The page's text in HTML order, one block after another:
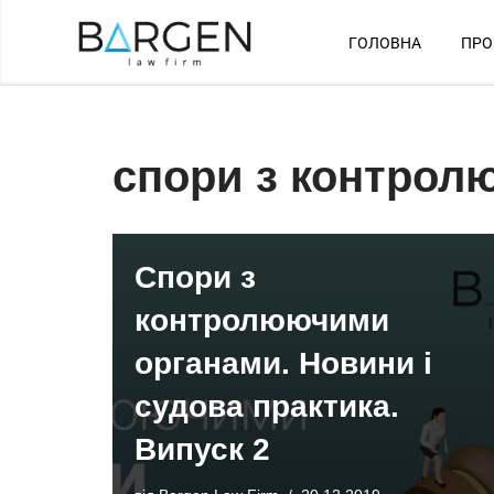
ГОЛОВНА
спори з
Спори з
контролюючими
органами. Новини і
судова практика.
Випуск 2